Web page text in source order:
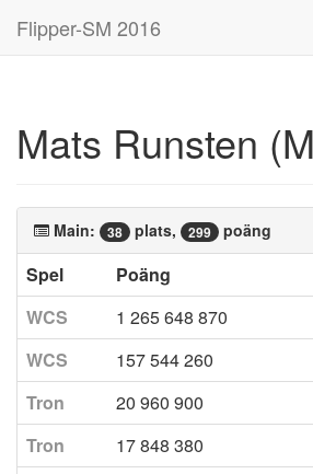
Flipper-SM 2016
Mats Runsten
Main: 38 plats, 299 poäng
Spel Poäng
WCS
1 265 648 870
WCS 157 544 260
Tron
20 960 900
Tron 17 848 380